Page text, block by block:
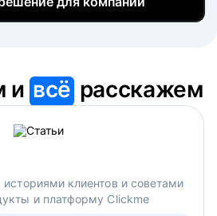
ивсё расскажем
клиентов и советами
и платформу Clickme